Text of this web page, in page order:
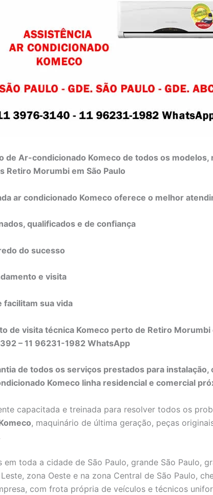
de Ar-condicionado Komeco de todos os modelos,
Retiro Morumbi em São Paulo
ar condicionado Komeco oferece o melhor
qualificados e de confiança
do sucesso
e visita
facilitam sua vida
de visita técnica Komeco perto de Retiro Morumbi
– 11 96231-1982 WhatsApp
de todos os serviços prestados para instalação,
Komeco linha residencial e comercial
capacitada e treinada para resolver todos os
, maquinário de última geração, peças
em toda a cidade de São Paulo, grande São Paulo,
zona Oeste e na zona Central de São Paulo,
com frota própria de veículos e técnicos